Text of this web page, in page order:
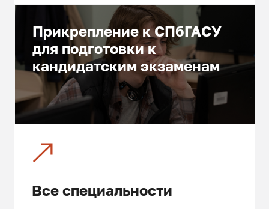
Административное
расследование
правонарушений в области
дорожного движения
Выпускники по данному
профилю могут работать:
власти
общей юрисдикции, мировых
Прикрепление к СПбГАСУ
для подготовки к
кандидатским экзаменам
Все специальности